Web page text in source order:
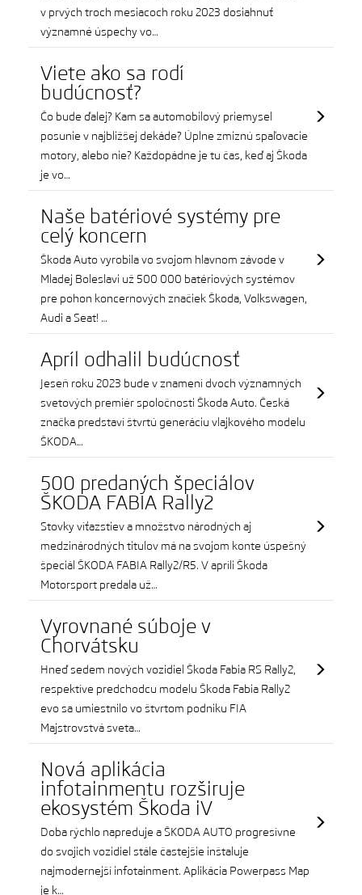
v prvých troch mesiacoch roku 2023 dosiahnuť
významné úspechy vo…
Viete ako sa rodí
budúcnosť?
Čo bude ďalej? Kam sa automobilový priemysel
posunie v najbližšej dekáde? Úplne zmiznú spaľovacie
motory, alebo nie? Každopádne je tu čas, keď aj Škoda
je vo…
Naše batériové systémy pre
celý koncern
Škoda Auto vyrobila vo svojom hlavnom závode v
Mladej Boleslavi už 500 000 batériových systémov
pre pohon koncernových značiek Škoda, Volkswagen,
Audi a Seat! …
Apríl odhalil budúcnosť
Jeseň roku 2023 bude v znamení dvoch významných
svetových premiér spoločnosti Škoda Auto. Česká
značka predstaví štvrtú generáciu vlajkového modelu
ŠKODA…
500 predaných špeciálov
ŠKODA FABIA Rally2
Stovky víťazstiev a množstvo národných aj
medzinárodných titulov má na svojom konte úspešný
špeciál ŠKODA FABIA Rally2/R5. V apríli Škoda
Motorsport predala už…
Vyrovnané súboje v
Chorvátsku
Hneď sedem nových vozidiel Škoda Fabia RS Rally2,
respektíve predchodcu modelu Škoda Fabia Rally2
evo sa umiestnilo vo štvrtom podniku FIA
Majstrovstvá sveta…
Nová aplikácia
infotainmentu rozširuje
ekosystém Škoda iV
Doba rýchlo napreduje a ŠKODA AUTO progresívne
do svojich vozidiel stále častejšie inštaluje
najmodernejší infotainment. Aplikácia Powerpass Map
je k…